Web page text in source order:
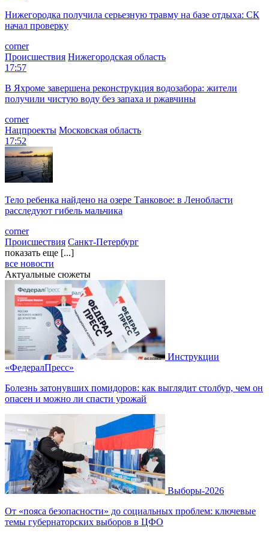
Нижегородка получила серьезную травму на базе отдыха: СК
начал проверку
corner
Происшествия Нижегородская область
17:57
В Яхроме завершена реконструкция водозабора: жители
получили чистую воду без запаха и ржавчины
corner
Нацпроекты Московская область
17:52
Тело ребенка найдено на озере Танковое: в Ленобласти
расследуют гибель мальчика
corner
Происшествия Санкт-Петербург
показать еще [...]
все новости
Актуальные сюжеты
Инструкции
«ФедералПресс»
Болезнь затонувших помидоров: как выглядит столбур, чем он
опасен и можно ли спасти урожай
Выборы-2026
От «пояса безопасности» до социальных проблем: ключевые
темы губернаторских выборов в ЦФО